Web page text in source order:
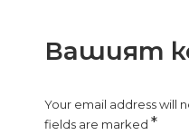
Вашият
Your email address will
fields are marked*